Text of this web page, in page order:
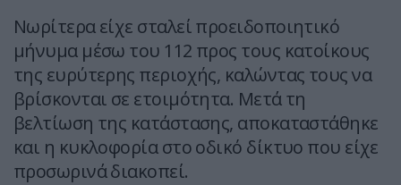
Νωρίτερα είχε σταλεί προειδοποιητικό
μήνυμα μέσω του 112 προς τους κατοίκους
της ευρύτερης περιοχής, καλώντας τους να
βρίσκονται σε ετοιμότητα. Μετά τη
βελτίωση της κατάστασης, αποκαταστάθηκε
και η κυκλοφορία στο οδικό δίκτυο που είχε
προσωρινά διακοπεί.